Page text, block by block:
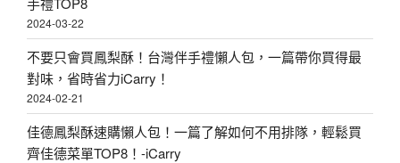
2024-03-22
不要只會買鳳梨酥！台灣伴手禮懶人包，一篇帶你買得最
對味，省時省力iCarry！
2024-02-21
佳德鳳梨酥速購懶人包！一篇了解如何不用排隊，輕鬆買
齊佳德菜單TOP8！-iCarry